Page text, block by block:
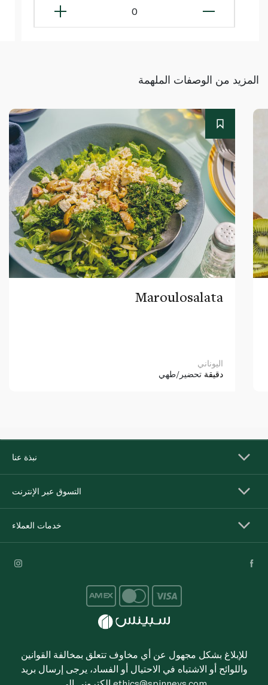
0
المزيد من الوصفات الملهمة
Maroulosalata
اليوناني
دقيقة تحضير/طهي
نبذة عنا
التسوق عبر الإنترنت
خدمات العملاء
للإبلاغ بشكل مجهول عن أي مخاوف تتعلق بمخالفة القوانين
واللوائح أو الاشتباه في الاحتيال أو الفساد، يرجى إرسال بريد